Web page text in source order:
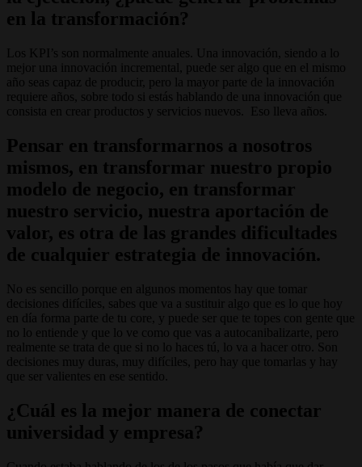
en la transformación?
Los KPI’s son normalmente anuales. Una innovación, siendo a lo
mejor una innovación incremental, puede ser algo que en el mismo
año seas capaz de producir, pero la mayor parte de la innovación
requiere años, sobre todo si estás hablando de una innovación que
consista en crear productos y servicios nuevos. Eso lleva años.
Pensar en transformarnos a nosotros
mismos, en transformar nuestro propio
modelo de negocio, en transformar
nuestro servicio, nuestra aportación de
valor, es otra de las grandes dificultades
de cualquier estrategia de innovación.
No es sencillo porque en algunos momentos hay que tomar
decisiones difíciles, sabes que va a sustituir algo que es lo que hoy
en día forma parte de tu core, y puede ser que te topes con gente que
no lo entiende y que lo ve como que vas a autocanibalizarte, pero
realmente se trata de que si no lo haces tú, lo va a hacer otro. Son
decisiones muy duras, muy difíciles, pero hay que tomarlas y hay
que ser valientes en ese sentido.
¿Cuál es la mejor manera de conectar
universidad y empresa?